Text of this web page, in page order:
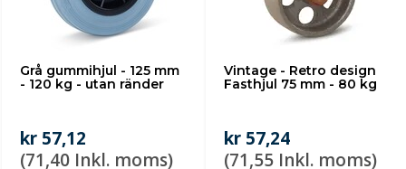
Grå gummihjul - 125 mm
- 120 kg - utan ränder
kr 57,12
(71,40 Inkl. moms)
Vintage - Retro design
Fasthjul 75 mm - 80 kg
kr 57,24
(71,55 Inkl. moms)